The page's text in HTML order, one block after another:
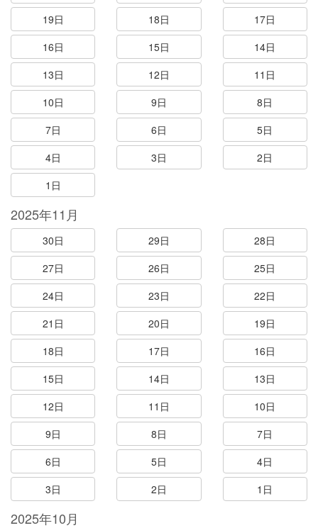
19日
18日
17日
16日
15日
14日
13日
12日
11日
10日
9日
8日
7日
6日
5日
4日
3日
2日
1日
2025年11月
30日 29日
28日
27日
26日
25日
24日
23日
22日
21日
20日
19日
18日
17日
16日
15日
14日
13日
12日
11日
10日
9日
8日
7日
6日
5日
4日
3日
2日 1日
2025年10月